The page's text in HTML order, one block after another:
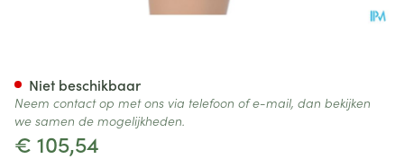
€ 105,54
Niet beschikbaar
Neem contact op met ons via telefoon of e-mail, dan bekijken
we samen de mogelijkheden.